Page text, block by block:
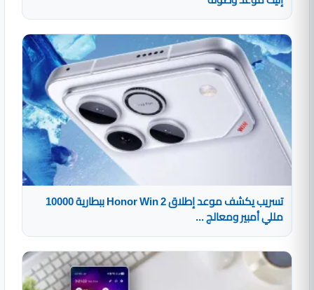
تسريب يكشف موعد إطلاق Honor Win 2 ببطارية 10000
مللي أمبير ومعالج ...